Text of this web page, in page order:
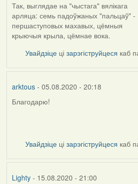
In
reply
to
by
arktous
Так, выглядае на "чыстага" вялікага
арляца: семь падоўжаных "пальцаў" -
першаступовых махавых, цёмныя
крыючыя крыла, цёмнае вока.
Увайдзіце цізарэгіструйцеся каб
arktous- 05.08.2020 - 20:18
In
Harrier
Благодарю!
Увайдзіце цізарэгіструйцеся каб
Lighty- 15.08.2020 - 21:00